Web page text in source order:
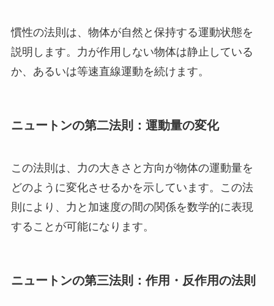
慣性の法則は、物体が自然と保持する運動状態を
説明します。力が作用しない物体は静止している
か、あるいは等速直線運動を続けます。
ニュートンの第二法則：運動量の変化
この法則は、力の大きさと方向が物体の運動量を
どのように変化させるかを示しています。この法
則により、力と加速度の間の関係を数学的に表現
することが可能になります。
ニュートンの第三法則：作用・反作用の法則